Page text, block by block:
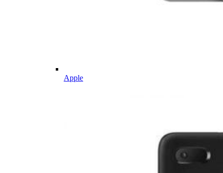
Apple